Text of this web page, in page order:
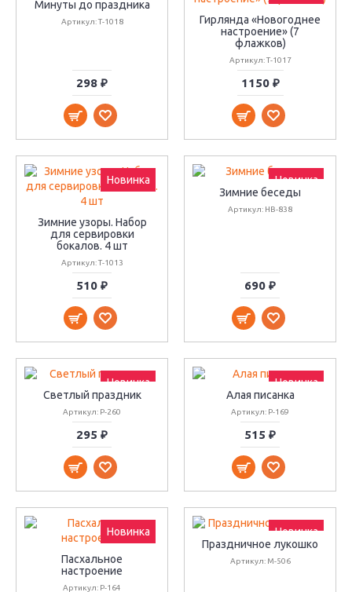
Минуты до праздника
Артикул: Т-1018
298 ₽
Гирлянда «Новогоднее
настроение» (7
флажков)
Артикул: Т-1017
1150 ₽
Новинка
Зимние узоры. Набор
для сервировки
бокалов. 4 шт
Артикул: Т-1013
510 ₽
Новинка
Зимние беседы
Артикул: НВ-838
690 ₽
Новинка
Светлый праздник
Артикул: Р-260
295 ₽
Новинка
Алая писанка
Артикул: Р-169
515 ₽
Новинка
Пасхальное
настроение
Артикул: Р-164
Новинка
Праздничное лукошко
Артикул: М-506